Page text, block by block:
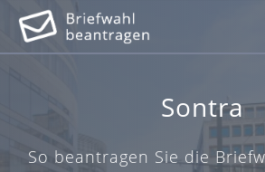
Sontra
So beantragen Sie die